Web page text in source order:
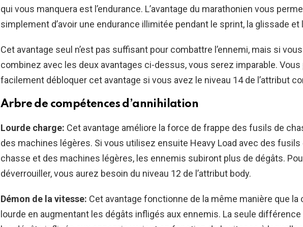
qui vous manquera est l’endurance. L’avantage du marathonien vous
simplement d’avoir une endurance illimitée pendant le sprint, la glissade et
Cet avantage seul n’est pas suffisant pour combattre l’ennemi, mais si
combinez avec les deux avantages ci-dessus, vous serez imparable. Vous
facilement débloquer cet avantage si vous avez le niveau 14 de l’attribut
Arbre de compétences d’annihilation
Lourde charge: Cet avantage améliore la force de frappe des fusils de
des machines légères. Si vous utilisez ensuite Heavy Load avec des fusils
chasse et des machines légères, les ennemis subiront plus de dégâts.
déverrouiller, vous aurez besoin du niveau 12 de l’attribut body.
Démon de la vitesse: Cet avantage fonctionne de la même manière que la
lourde en augmentant les dégâts infligés aux ennemis. La seule